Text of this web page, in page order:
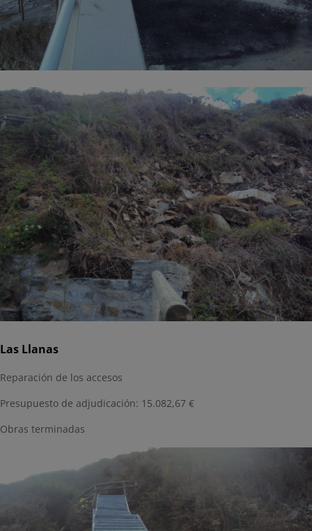
Las Llanas
Reparación de los accesos
Presupuesto de adjudicación: 15.082,67 €
Obras terminadas